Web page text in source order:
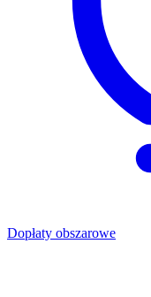
Dopłaty obszarowe